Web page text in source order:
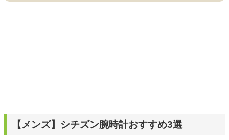
【メンズ】シチズン腕時計おすすめ3選